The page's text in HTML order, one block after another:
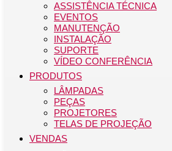
ASSISTÊNCIA TÉCNICA
EVENTOS
MANUTENÇÃO
INSTALAÇÃO
SUPORTE
VÍDEO CONFERÊNCIA
PRODUTOS
LÂMPADAS
PEÇAS
PROJETORES
TELAS DE PROJEÇÃO
VENDAS